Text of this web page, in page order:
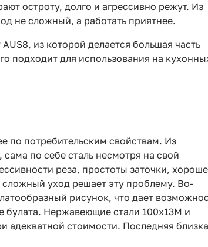
остроту, долго и агрессивно режут. Из
не сложный, а работать приятнее.
из которой делается большая часть
подходит для использования на
по потребительским свойствам. Из
по себе сталь несмотря на свой
реза, простоты заточки,
уход решает эту проблему. Во-
рисунок, что дает
булата. Нержавеющие стали 100х13М и
адекватной стоимости. Последняя близка